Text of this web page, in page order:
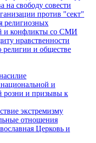
на свободу совести
против "сект"
религиозных
и конфликты со СМИ
нравственности
религии и обществе
и
розни и призывы к
экстремизму
отношения
Церковь и